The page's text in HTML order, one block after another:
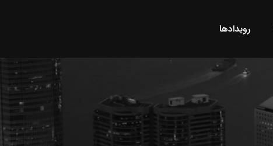
رویدادها